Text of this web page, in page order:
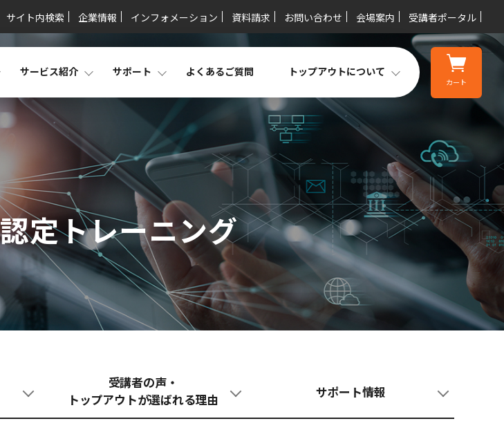
サイト内検索 企業情報 インフォメーション 資料請求 お問い合わせ 会場案内 受講者ポータル
サービス紹介 サポート よくあるご質問 トップアウトについて
カート
定トレーニング
受講者の声・
トップアウトが選ばれる理由
サポート情報